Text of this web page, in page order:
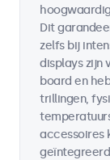
Dit
zelfs bij
displays zijn
board en
trillingen,
accessoires